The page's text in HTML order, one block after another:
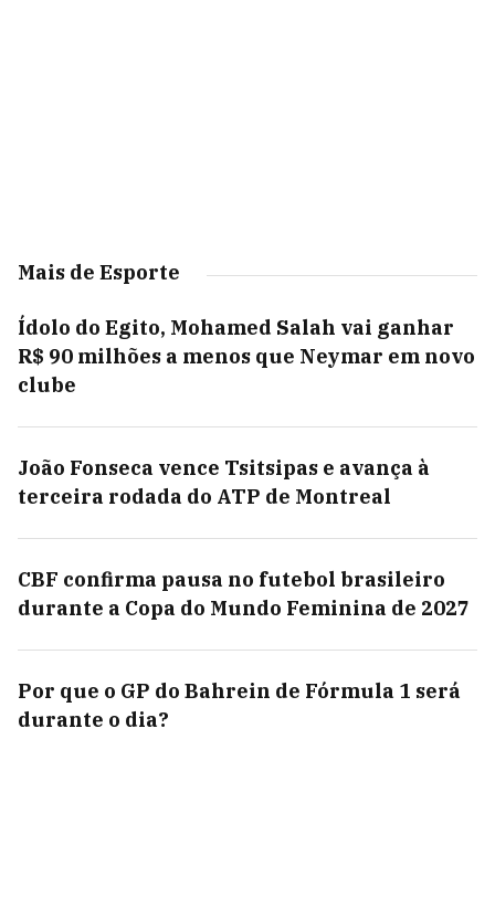
Mais de Esporte
Ídolo do Egito, Mohamed Salah vai ganhar
R$ 90 milhões a menos que Neymar em novo
clube
João Fonseca vence Tsitsipas e avança à
terceira rodada do ATP de Montreal
CBF confirma pausa no futebol brasileiro
durante a Copa do Mundo Feminina de 2027
Por que o GP do Bahrein de Fórmula 1 será
durante o dia?